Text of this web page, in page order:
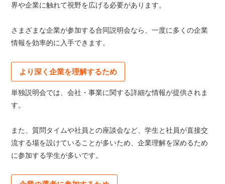
界や企業に触れて視野を広げる必要があります。
さまざまな企業が参加する合同説明会なら、一度に多くの企業
情報を効率的に入手できます。
より深く企業を理解するため
単独説明会では、会社・事業に関する詳細な情報が提供されま
す。
また、質問タイムや社員との座談会など、学生と社員が直接交
流する場を設けていることが多いため、企業理解を深めるため
に参加する学生が多いです。